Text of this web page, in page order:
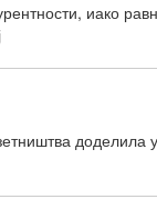
иако
доделила